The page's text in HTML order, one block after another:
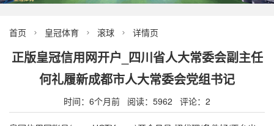
首页  皇冠体育  滚球  详情页
正版皇冠信用网开户_四川省人大常委会副主任
何礼履新成都市人大常委会党组书记
时间：6个月前 阅读：5962 评论：2